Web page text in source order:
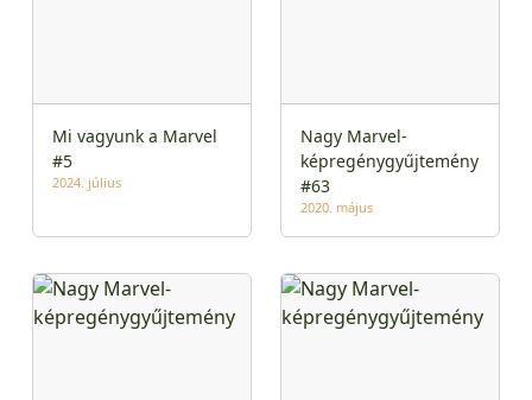
Mi vagyunk a Marvel
#5
2024. július
Nagy Marvel-
képregénygyűjtemény
#63
2020. május